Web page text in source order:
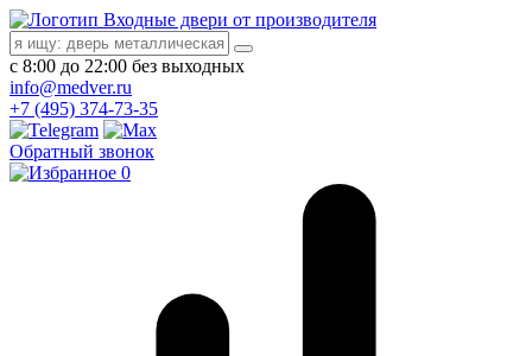
Входные двери от производителя
с 8:00 до 22:00 без выходных
info@medver.ru
+7 (495) 374-73-35
Обратный звонок
0